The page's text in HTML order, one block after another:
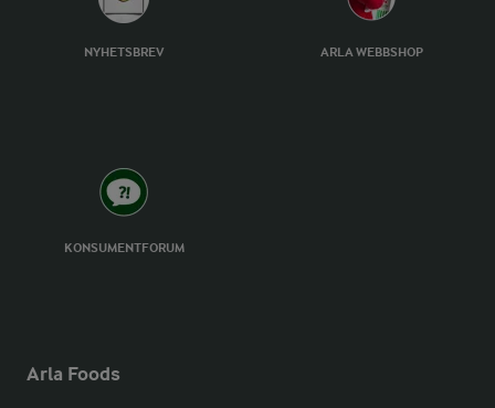
NYHETSBREV ARLA WEBBSHOP
KONSUMENTFORUM
Arla Foods